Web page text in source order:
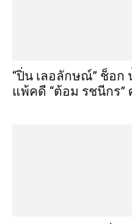
“ปิ่น เลอลักษณ์” ช็อก
แพ้คดี “ต้อม รชนีกร”